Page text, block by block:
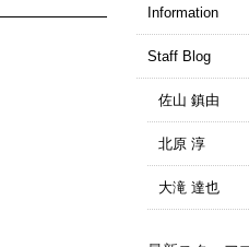
Information
Staff Blog
佐山 鎮由
北原 淳
大滝 達也